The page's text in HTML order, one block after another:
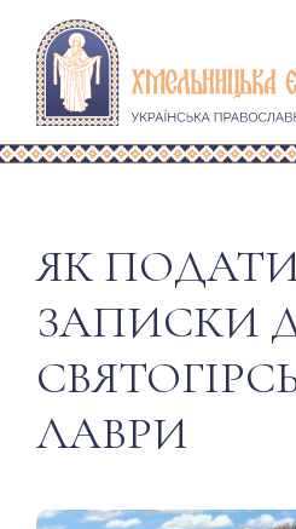
ЯК
ЗАПИСКИ
ЛАВРИ